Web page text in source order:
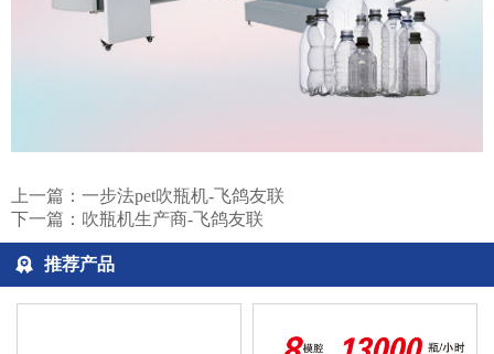
上一篇： 一步法pet吹瓶机-飞鸽友联
下一篇： 吹瓶机生产商-飞鸽友联
推荐产品